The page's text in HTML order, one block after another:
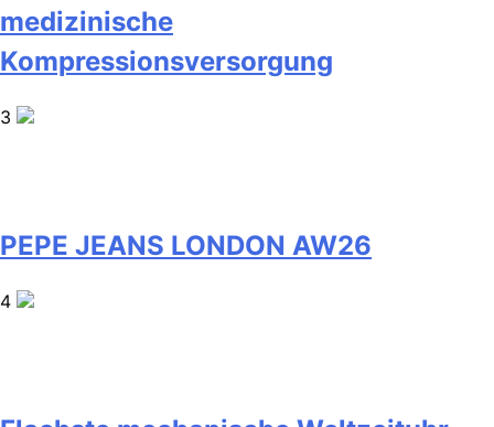
medizinische
Kompressionsversorgung
3
PEPE JEANS LONDON AW26
4